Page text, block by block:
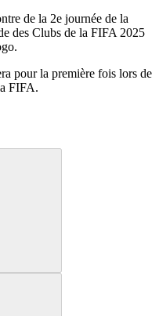
de la 2e journée de la
des Clubs de la FIFA 2025
pour la première fois lors de
FIFA.